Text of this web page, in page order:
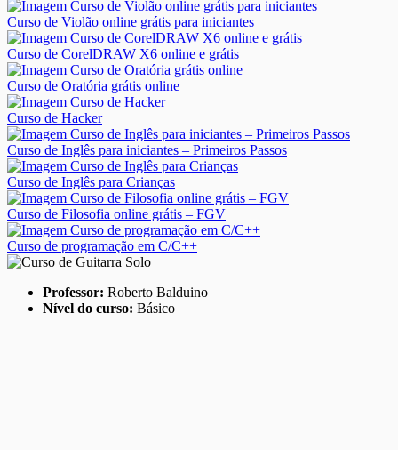
Curso de Violão online grátis para iniciantes
Curso de CorelDRAW X6 online e grátis
Curso de Oratória grátis online
Curso de Hacker
Curso de Inglês para iniciantes – Primeiros Passos
Curso de Inglês para Crianças
Curso de Filosofia online grátis – FGV
Curso de programação em C/C++
Professor: Roberto Balduino
Nível do curso: Básico